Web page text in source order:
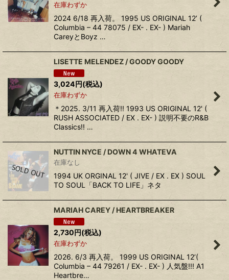
在庫わずか
2024 6/18 再入荷。 1995 US ORIGINAL 12’ (
Columbia ‎– 44 78075 / EX- . EX- ) Mariah
CareyとBoyz …
LISETTE MELENDEZ / GOODY GOODY
3,024円(税込)
在庫わずか
＊2025. 3/11 再入荷!! 1993 US ORIGINAL 12' (
RUSH ASSOCIATED / EX . EX- ) 説明不要のR&B
Classics!! …
NUTTIN NYCE / DOWN 4 WHATEVA
在庫なし
1994 UK ORGINAL 12' ( JIVE / EX . EX ) SOUL
TO SOUL「BACK TO LIFE」ネタ
MARIAH CAREY / HEARTBREAKER
2,730円(税込)
在庫わずか
2026. 6/3 再入荷。 1999 US ORIGINAL 12’(
Columbia – 44 79261 / EX- . EX- ) 人気盤!!! A1
Heartbre…